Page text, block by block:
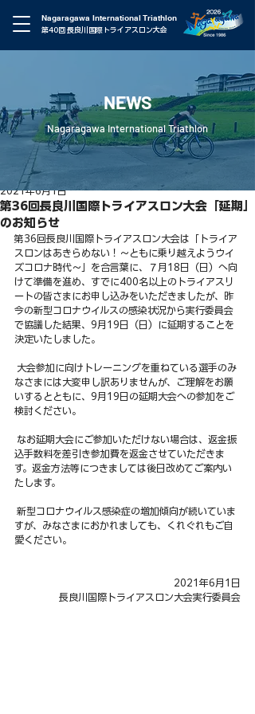
Nagaragawa International Triathlon
第40回 長良川国際トライアスロン大会
第36回長良川国際トライアスロン大会「延期」
のお知らせ
2021年6月1日
第36回長良川国際トライアスロン大会は「トライア
スロンはあきらめない！～ともに乗り越えようウイ
ズコロナ時代～」を合言葉に、７月18日（日）へ向
けて準備を進め、すでに400名以上のトライアスリ
ートの皆さまにお申し込みをいただきましたが、昨
今の新型コロナウイルスの感染状況から実行委員会
で協議した結果、9月19日（日）に延期することを
決定いたしました。
なさまには大変申し訳ありませんが、ご理解をお願
いするとともに、9月19日の延期大会への参加をご
検討ください。
込手数料を差引き参加費を返金させていただきま
す。返金方法等につきましては後日改めてご案内い
たします。
すが、みなさまにおかれましても、くれぐれもご自
愛ください。
2021年6月1日
長良川国際トライアスロン大会実行委員会
NEWS
Nagaragawa International Triathlon